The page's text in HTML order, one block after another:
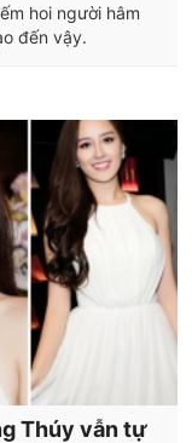
hoi người hâm
đến vậy.
Thúy vẫn tự